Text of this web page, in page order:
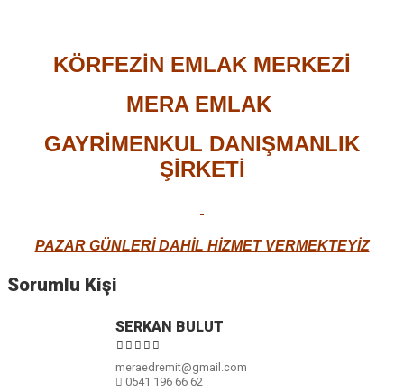
KÖRFEZİN EMLAK MERKEZİ
MERA EMLAK
GAYRİMENKUL DANIŞMANLIK
ŞİRKETİ​
PAZAR GÜNLERİ DAHİL HİZMET VERMEKTEYİZ
Sorumlu Kişi
SERKAN BULUT
meraedremit@gmail.com
0541 196 66 62